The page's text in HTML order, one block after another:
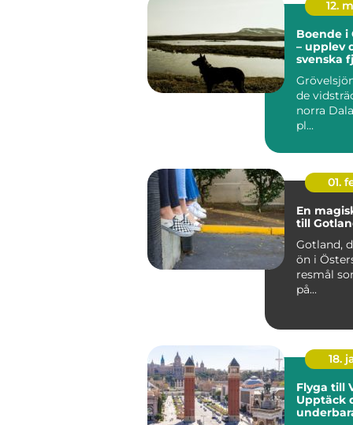
12.
Boende i
– upplev
svenska
de
norra
pl...
01.
En
till
Gotland,
ön i
resmål
på...
18.
Flyga till
Upptäck